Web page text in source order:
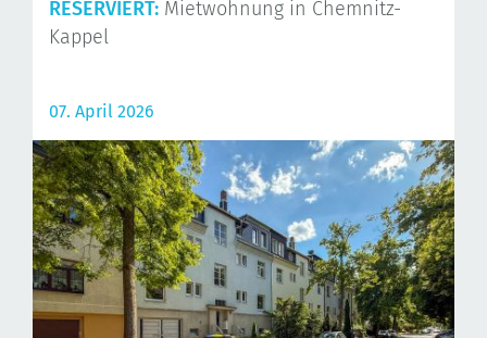
RESERVIERT: Mietwohnung in Chemnitz-
Kappel
07. April 2026